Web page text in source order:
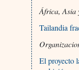
África, Asia
Tailandia
El proyecto